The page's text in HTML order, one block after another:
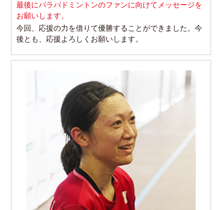
最後にパラバドミントンのファンに向けてメッセージを
お願いします。
今回、応援の力を借りて優勝することができました。今
後とも、応援よろしくお願いします。